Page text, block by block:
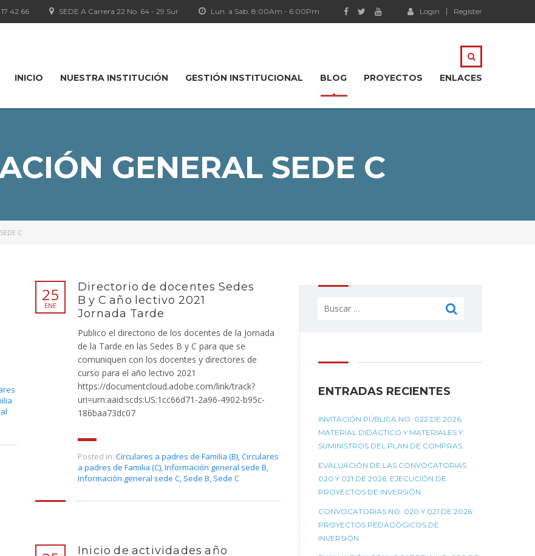
Login Register
Lun. a Sab. 8:00Am - 6:00Pm
SEDE A Carrera 22 No. 64 - 29 Sur
17 42 66
INICIO NUESTRA INSTITUCIÓN GESTIÓN INSTITUCIONAL BLOG PROYECTOS ENLACES
GENERAL SEDE C
C
25
ENE
Directorio de docentes Sedes
B y C año lectivo 2021
Jornada Tarde
Publico el directorio de los docentes de la Jornada
de la Tarde en las Sedes B y C para que se
comuniquen con los docentes y directores de
curso para el año lectivo 2021
https://documentcloud.adobe.com/link/track?
uri=urn:aaid:scds:US:1cc66d71-2a96-4902-b95c-
186baa73dc07
Posted in: Circulares a padres de Familia (B),Circulares
a padres de Familia (C),Información general sede B,
Información general sede C, Sede B, Sede C
Inicio de actividades año
Buscar:
ENTRADAS RECIENTES
INVITACIÓN PÚBLICA NO. 022 DE 2026;
MATERIAL DIDÁCTICO Y MATERIALES Y
SUMINISTROS DEL PLAN DE COMPRAS.
EVALUACIÓN DE LAS CONVOCATORIAS
020 Y 021 DE 2026; EJECUCIÓN DE
PROYECTOS DE INVERSIÓN:
CONVOCATORIAS NO. 020 Y 021 DE 2026:
PROYECTOS PEDAGÓGICOS DE
INVERSIÓN.